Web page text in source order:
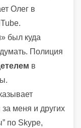
Олег в
был куда
Полиция
в
меня и других
по Skype,